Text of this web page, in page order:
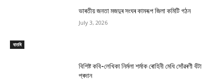
বাতৰি
ভাৰতীয় জনতা মজদুৰ সংঘৰ কামৰূপ জিলা কমিটি গঠন
July 3, 2026
বিশিষ্ট কবি-লেখিকা নিৰ্মলা শৰ্মাক ৰোহিনী মেধি সোঁৱৰণী বঁটা
প্ৰদান